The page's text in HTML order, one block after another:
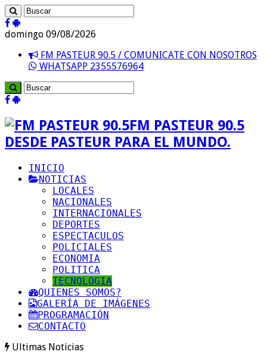
domingo 09/08/2026
FM PASTEUR 90.5 / COMUNICATE CON NOSOTROS
WHATSAPP 2355576964
FM PASTEUR 90.5
DESDE PASTEUR PARA EL MUNDO.
INICIO
NOTICIAS
LOCALES
NACIONALES
INTERNACIONALES
DEPORTES
ESPECTACULOS
POLICIALES
ECONOMIA
POLITICA
TECNOLOGIA
QUIENES SOMOS?
GALERÍA DE IMÁGENES
PROGRAMACIÓN
CONTACTO
Ultimas Noticias